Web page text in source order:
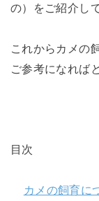
の）をご紹介し
これからカメの
ご参考になれば
目次
カメの飼育に